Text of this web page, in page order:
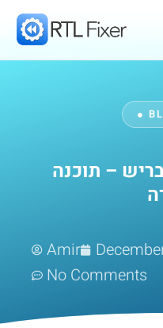
●
– תוכנה
Amir
No Comments